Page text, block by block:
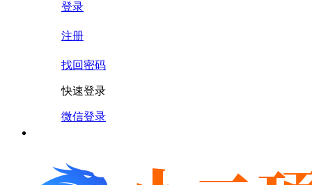
登录
注册
找回密码
快速登录
微信登录